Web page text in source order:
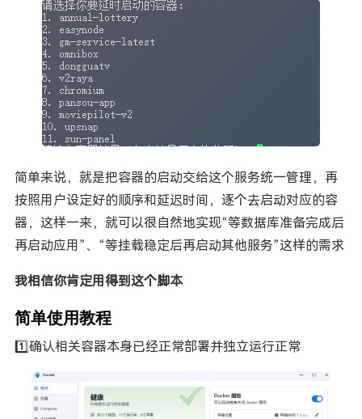
简单来说，就是把容器的启动交给这个服务统一管理，再
按照用户设定好的顺序和延迟时间，逐个去启动对应的容
器，这样一来，就可以很自然地实现“等数据库准备完成后
再启动应用”、“等挂载稳定后再启动其他服务”这样的需求
我相信你肯定用得到这个脚本
简单使用教程
1️⃣确认相关容器本身已经正常部署并独立运行正常